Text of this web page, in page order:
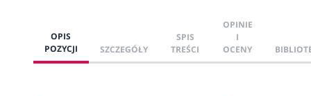
OPIS
POZYCJI
SZCZEGÓŁY
SPIS
TREŚCI
OPINIE
I
OCENY